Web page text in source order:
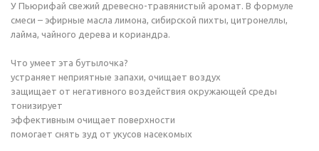
У Пьюрифай свежий древесно-травянистый аромат. В формуле
смеси – эфирные масла лимона, сибирской пихты, цитронеллы,
лайма, чайного дерева и кориандра.
Что умеет эта бутылочка?
устраняет неприятные запахи, очищает воздух
защищает от негативного воздействия окружающей среды
тонизирует
эффективным очищает поверхности
помогает снять зуд от укусов насекомых